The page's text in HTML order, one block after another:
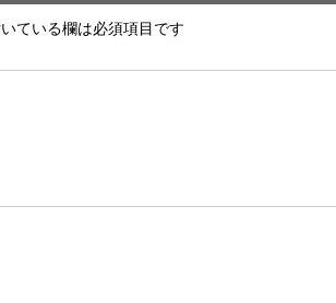
ている欄は必須項目です